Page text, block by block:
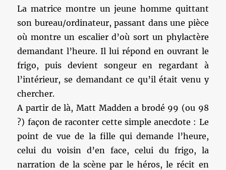
La matrice montre un jeune homme quittant
son bureau/ordinateur, passant dans une pièce
où montre un escalier d’où sort un phylactère
demandant l’heure. Il lui répond en ouvrant le
frigo, puis devient songeur en regardant à
l’intérieur, se demandant ce qu’il était venu y
chercher.
A partir de là, Matt Madden a brodé 99 (ou 98
?) façon de raconter cette simple anecdote : Le
point de vue de la fille qui demande l’heure,
celui du voisin d’en face, celui du frigo, la
narration de la scène par le héros, le récit en